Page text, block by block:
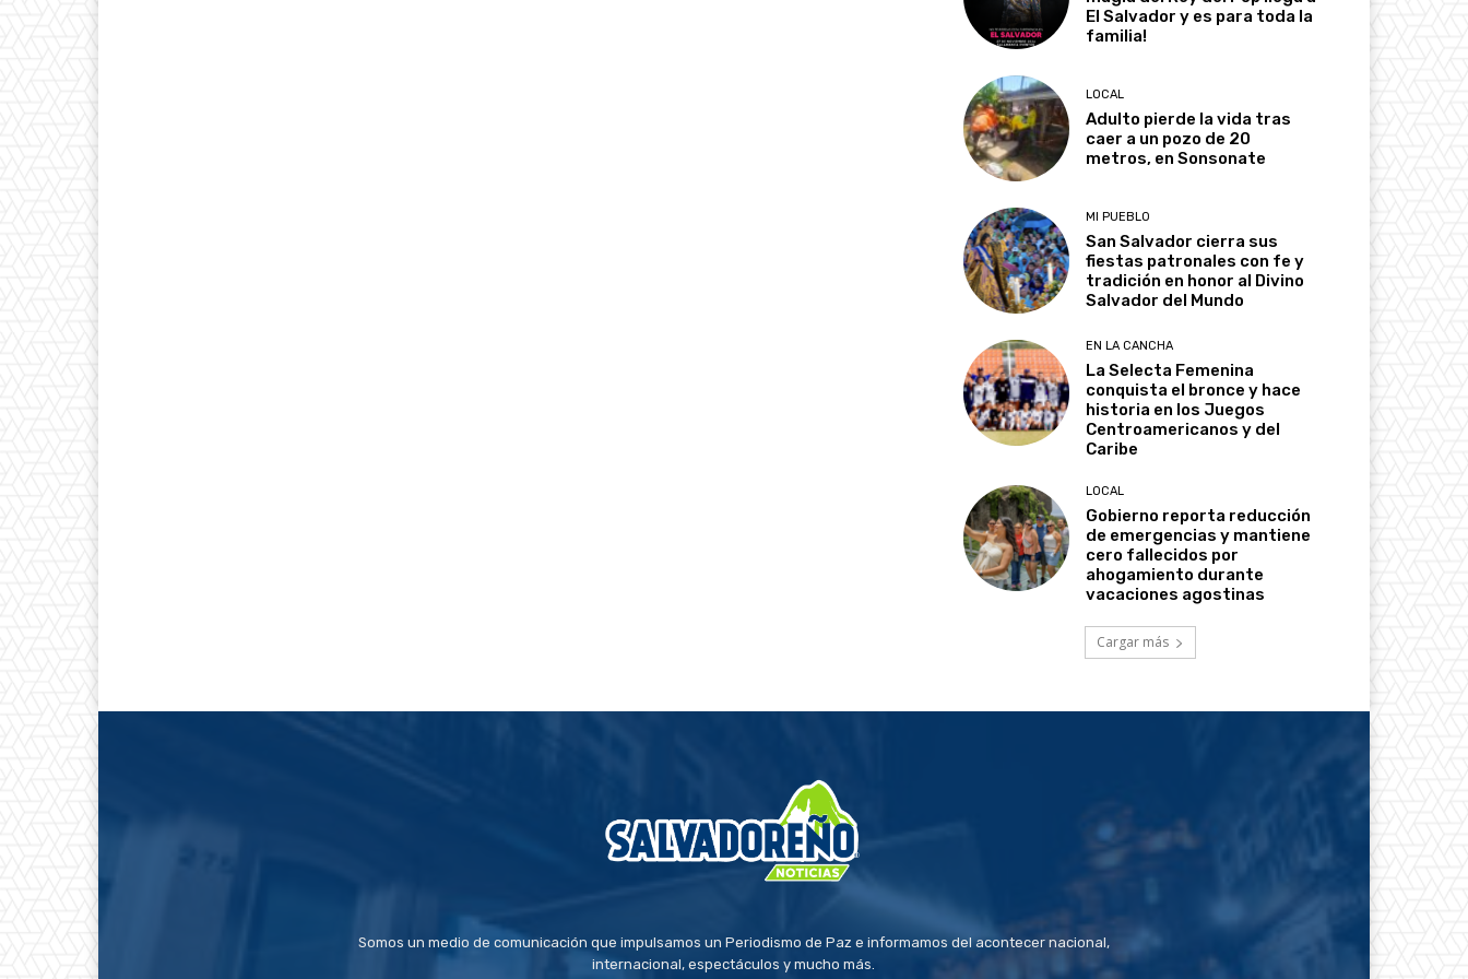
El Salvador y es para toda la
familia!
LOCAL
Adulto pierde la vida tras
caer a un pozo de 20
metros, en Sonsonate
MI PUEBLO
San Salvador cierra sus
fiestas patronales con fe y
tradición en honor al Divino
Salvador del Mundo
EN LA CANCHA
La Selecta Femenina
conquista el bronce y hace
historia en los Juegos
Centroamericanos y del
Caribe
LOCAL
Gobierno reporta reducción
de emergencias y mantiene
cero fallecidos por
ahogamiento durante
vacaciones agostinas
Cargar más
Somos un medio de comunicación que impulsamos un Periodismo de Paz e informamos del acontecer nacional,
internacional, espectáculos y mucho más.